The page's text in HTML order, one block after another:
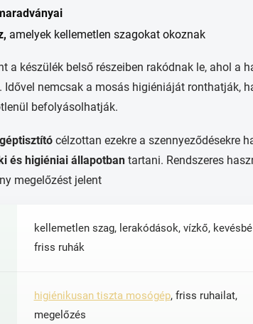
amelyek kellemetlen szagokat okoznak
a készülék belső részeiben rakódnak le, ahol a
Idővel nemcsak a mosás higiéniáját ronthatják,
befolyásolhatják.
célzottan ezekre a szennyeződésekre
és higiéniai állapotban tartani. Rendszeres
megelőzést jelent
kellemetlen szag, lerakódások, vízkő, kevésbé
friss ruhák
higiénikusan tiszta mosógép, friss ruhailat,
megelőzés